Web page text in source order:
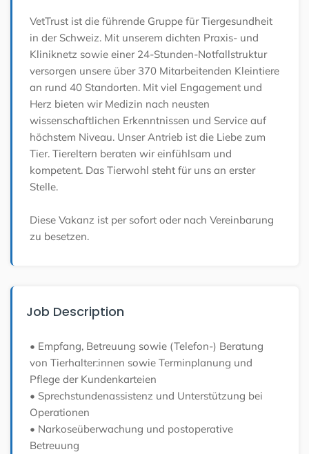
VetTrust ist die führende Gruppe für Tiergesundheit
in der Schweiz. Mit unserem dichten Praxis- und
Kliniknetz sowie einer 24-Stunden-Notfallstruktur
versorgen unsere über 370 Mitarbeitenden Kleintiere
an rund 40 Standorten. Mit viel Engagement und
Herz bieten wir Medizin nach neusten
wissenschaftlichen Erkenntnissen und Service auf
höchstem Niveau. Unser Antrieb ist die Liebe zum
Tier. Tiereltern beraten wir einfühlsam und
kompetent. Das Tierwohl steht für uns an erster
Stelle.
Diese Vakanz ist per sofort oder nach Vereinbarung
zu besetzen.
Job Description
• Empfang, Betreuung sowie (Telefon-) Beratung
von Tierhalter:innen sowie Terminplanung und
Pflege der Kundenkarteien
• Sprechstundenassistenz und Unterstützung bei
Operationen
• Narkoseüberwachung und postoperative
Betreuung